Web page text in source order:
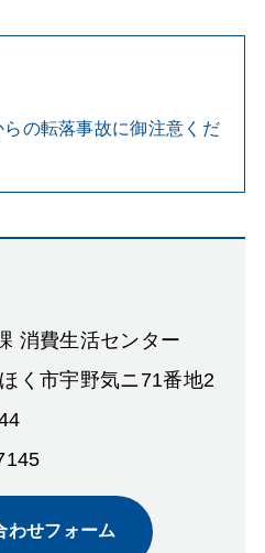
の転落事故に御注意くだ
消費生活センター
く市宇野気ニ71番地2
わせフォーム